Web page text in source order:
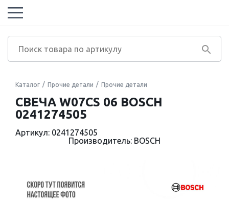
Каталог Прочие детали Прочие детали
СВЕЧА W07CS 06 BOSCH
0241274505
Артикул: 0241274505
Производитель: BOSCH